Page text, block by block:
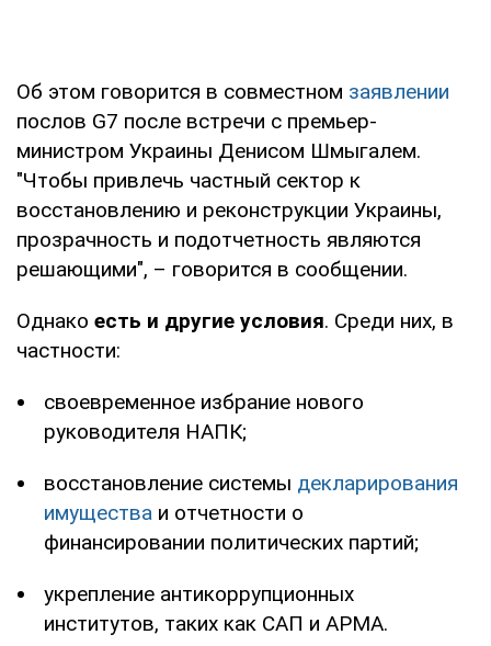
Об этом говорится в совместном заявлении
послов G7 после встречи с премьер-
министром Украины Денисом Шмыгалем.
"Чтобы привлечь частный сектор к
восстановлению и реконструкции Украины,
прозрачность и подотчетность являются
решающими", – говорится в сообщении.
Однако есть и другие условия. Среди них, в
частности:
своевременное избрание нового
руководителя НАПК;
восстановление системы декларирования
имущества и отчетности о
финансировании политических партий;
укрепление антикоррупционных
институтов, таких как САП и АРМА.